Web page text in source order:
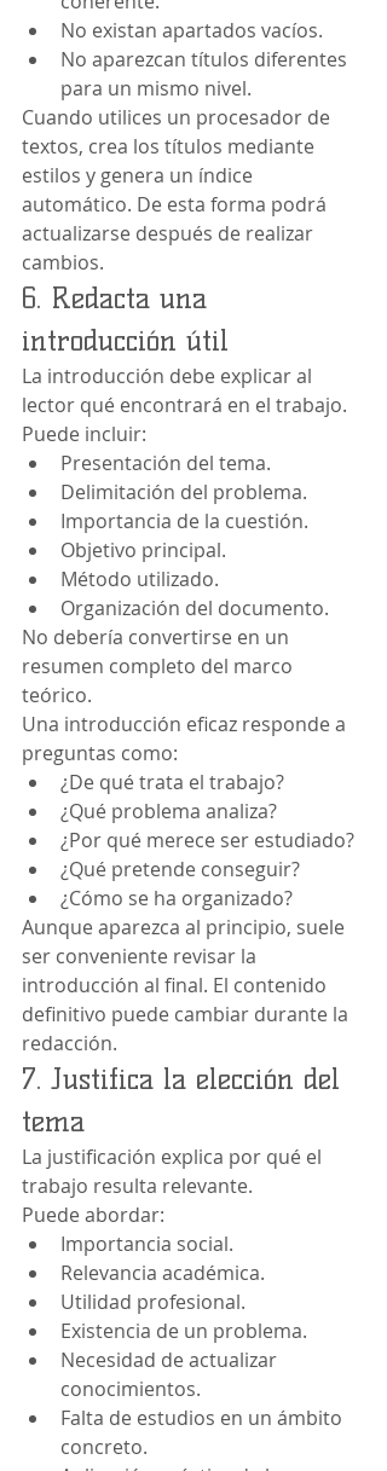
No existan apartados vacíos.
No aparezcan títulos diferentes
para un mismo nivel.
Cuando utilices un procesador de
textos, crea los títulos mediante
estilos y genera un índice
automático. De esta forma podrá
actualizarse después de realizar
cambios.
6. Redacta una
introducción útil
La introducción debe explicar al
lector qué encontrará en el trabajo.
Puede incluir:
Presentación del tema.
Delimitación del problema.
Importancia de la cuestión.
Objetivo principal.
Método utilizado.
Organización del documento.
No debería convertirse en un
resumen completo del marco
teórico.
Una introducción eficaz responde a
preguntas como:
¿De qué trata el trabajo?
¿Qué problema analiza?
¿Por qué merece ser estudiado?
¿Qué pretende conseguir?
¿Cómo se ha organizado?
Aunque aparezca al principio, suele
ser conveniente revisar la
introducción al final. El contenido
definitivo puede cambiar durante la
redacción.
7. Justifica la elección del
tema
La justificación explica por qué el
trabajo resulta relevante.
Puede abordar:
Importancia social.
Relevancia académica.
Utilidad profesional.
Existencia de un problema.
Necesidad de actualizar
conocimientos.
Falta de estudios en un ámbito
concreto.